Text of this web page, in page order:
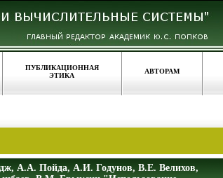
ПУБЛИКАЦИОННАЯ
ЭТИКА
АВТОРАМ
А.А. Пойда, А.И. Годунов, В.Е. Велихов,